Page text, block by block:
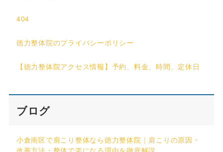
404
徳力整体院のプライバシーポリシー
【徳力整体院アクセス情報】予約、料金、時間、定休日
ブログ
小倉南区で肩こり整体なら徳力整体院｜肩こりの原因・